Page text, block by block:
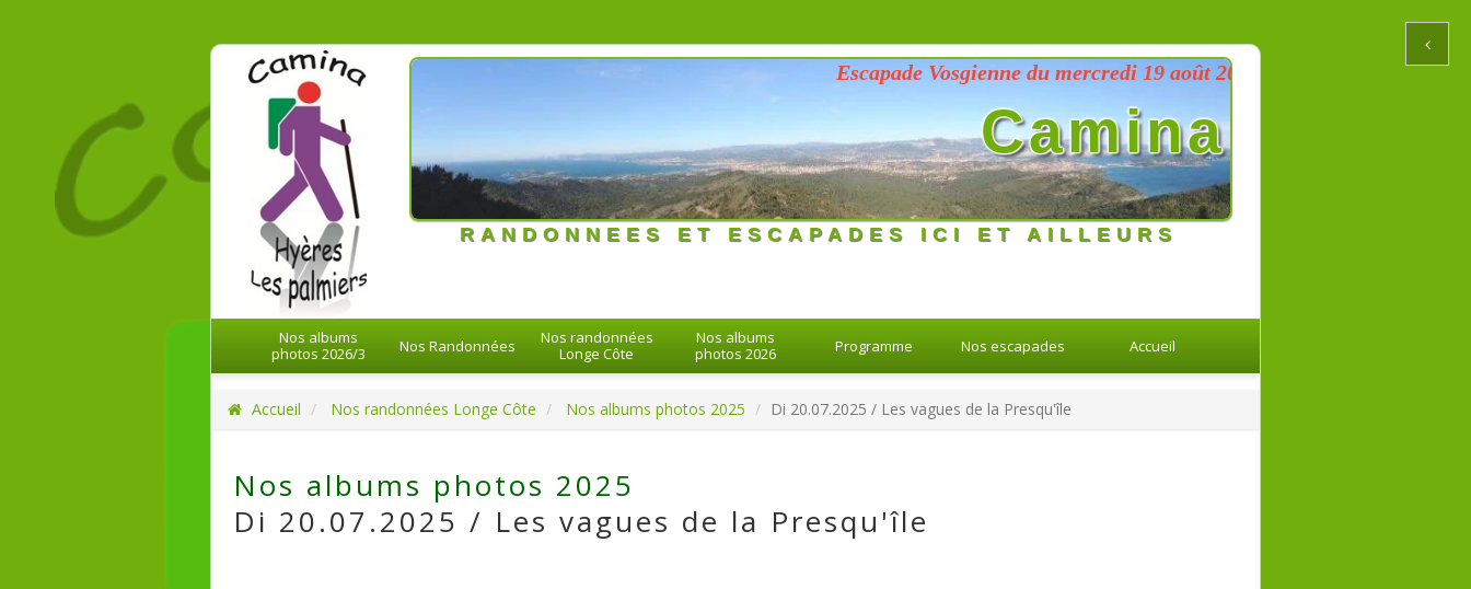
Escapade Vosgienne du mercredi 19 août 2026 au dimanche 23 août 2026
Camina
RANDONNEES ET ESCAPADES ICI ET AILLEURS
Nos albums
photos 2026/3
Nos Randonnées
Nos randonnées
Longe Côte
Nos albums
photos 2026
Programme Nos escapades Accueil
Accueil Nos randonnées Longe Côte Nos albums photos 2025 Di 20.07.2025 / Les vagues de la Presqu'île
Nos albums photos 2025
Di 20.07.2025 / Les vagues de la Presqu'île